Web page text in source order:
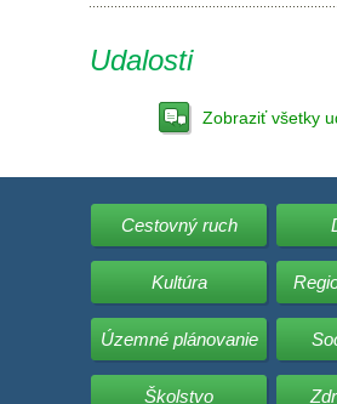
Udalosti
Zobraziť všetky
Cestovný ruch
Kultúra
Územné plánovanie
Školstvo